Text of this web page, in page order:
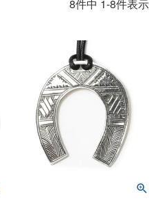
8件中 1-8件表示